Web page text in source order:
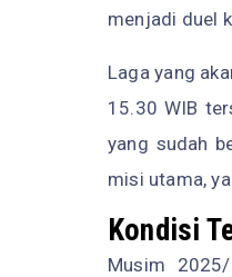
menjadi duel
Laga yang
15.30 WIB
yang sudah
misi utama,
Kondisi
Musim